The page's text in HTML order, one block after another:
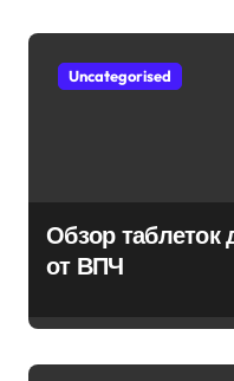
Uncategorised
Обзор таблеток
от ВПЧ